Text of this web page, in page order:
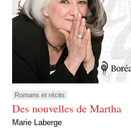
Romans et récits
Des nouvelles de Martha
Marie Laberge